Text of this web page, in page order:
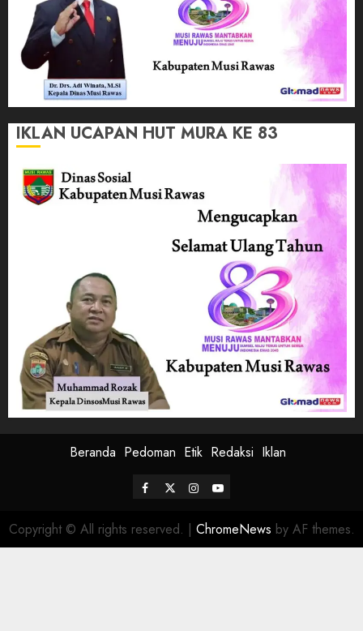
IKLAN UCAPAN HUT MURA KE 83
Beranda Pedoman Etik Redaksi Iklan
Facebook
TwitterInstagram
Youtube
Copyright © All rights reserved. | ChromeNews by AF themes.